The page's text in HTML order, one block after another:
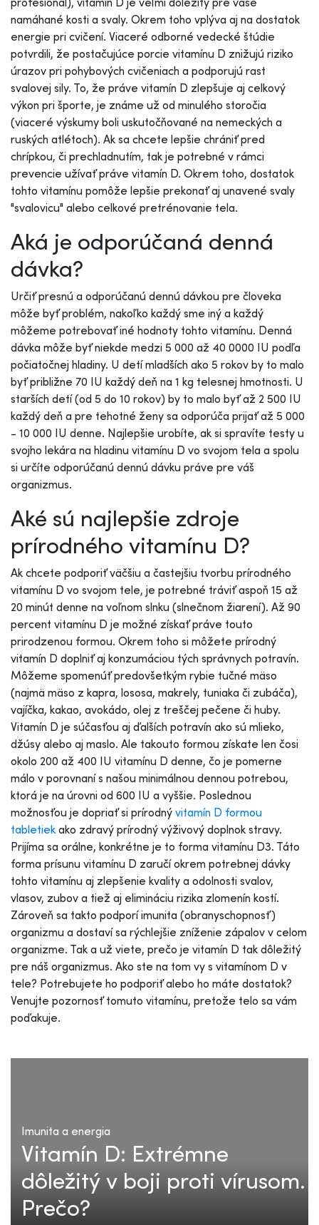
namáhané kosti a svaly. Okrem toho vplýva aj na dostatok
energie pri cvičení. Viaceré odborné vedecké štúdie
potvrdili, že postačujúce porcie vitamínu D znižujú riziko
úrazov pri pohybových cvičeniach a podporujú rast
svalovej sily. To, že práve vitamín D zlepšuje aj celkový
výkon pri športe, je známe už od minulého storočia
(viaceré výskumy boli uskutočňované na nemeckých a
ruských atlétoch). Ak sa chcete lepšie chrániť pred
chrípkou, či prechladnutím, tak je potrebné v rámci
prevencie užívať práve vitamín D. Okrem toho, dostatok
tohto vitamínu pomôže lepšie prekonať aj unavené svaly
"svalovicu" alebo celkové pretrénovanie tela.
Aká je odporúčaná denná
dávka?
Určiť presnú a odporúčanú dennú dávkou pre človeka
môže byť problém, nakoľko každý sme iný a každý
môžeme potrebovať iné hodnoty tohto vitamínu. Denná
dávka môže byť niekde medzi 5 000 až 40 0000 IU podľa
počiatočnej hladiny. U detí mladších ako 5 rokov by to malo
byť približne 70 IU každý deň na 1 kg telesnej hmotnosti. U
starších detí (od 5 do 10 rokov) by to malo byť až 2 500 IU
každý deň a pre tehotné ženy sa odporúča prijať až 5 000
- 10 000 IU denne. Najlepšie urobíte, ak si spravíte testy u
svojho lekára na hladinu vitamínu D vo svojom tela a spolu
si určíte odporúčanú dennú dávku práve pre váš
organizmus.
Aké sú najlepšie zdroje
prírodného vitamínu D?
Ak chcete podporiť väčšiu a častejšiu tvorbu prírodného
vitamínu D vo svojom tele, je potrebné tráviť aspoň 15 až
20 minút denne na voľnom slnku (slnečnom žiarení). Až 90
percent vitamínu D je možné získať práve touto
prirodzenou formou. Okrem toho si môžete prírodný
vitamín D doplniť aj konzumáciou tých správnych potravín.
Môžeme spomenúť predovšetkým rybie tučné mäso
(najmä mäso z kapra, lososa, makrely, tuniaka či zubáča),
vajíčka, kakao, avokádo, olej z treščej pečene či huby.
Vitamín D je súčasťou aj ďalších potravín ako sú mlieko,
džúsy alebo aj maslo. Ale takouto formou získate len čosi
okolo 200 až 400 IU vitamínu D denne, čo je pomerne
málo v porovnaní s našou minimálnou dennou potrebou,
ktorá je na úrovni od 600 IU a vyššie. Poslednou
možnosťou je dopriať si prírodný vitamín D formou
tabletiek ako zdravý prírodný výživový doplnok stravy.
Prijíma sa orálne, konkrétne je to forma vitamínu D3. Táto
forma prísunu vitamínu D zaručí okrem potrebnej dávky
tohto vitamínu aj zlepšenie kvality a odolnosti svalov,
vlasov, zubov a tiež aj elimináciu rizika zlomenín kostí.
Zároveň sa takto podporí imunita (obranyschopnosť)
organizmu a dostaví sa rýchlejšie zníženie zápalov v celom
organizme. Tak a už viete, prečo je vitamín D tak dôležitý
pre náš organizmus. Ako ste na tom vy s vitamínom D v
tele? Potrebujete ho podporiť alebo ho máte dostatok?
Venujte pozornosť tomuto vitamínu, pretože telo sa vám
poďakuje.
Imunita a energia
Vitamín D: Extrémne
dôležitý v boji proti vírusom.
Prečo?